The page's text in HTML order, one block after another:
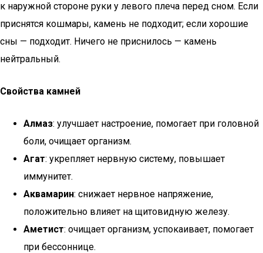
к наружной стороне руки у левого плеча перед сном. Если
приснятся кошмары, камень не подходит; если хорошие
сны — подходит. Ничего не приснилось — камень
нейтральный.
Свойства камней
Алмаз: улучшает настроение, помогает при головной
боли, очищает организм.
Агат: укрепляет нервную систему, повышает
иммунитет.
Аквамарин: снижает нервное напряжение,
положительно влияет на щитовидную железу.
Аметист: очищает организм, успокаивает, помогает
при бессоннице.